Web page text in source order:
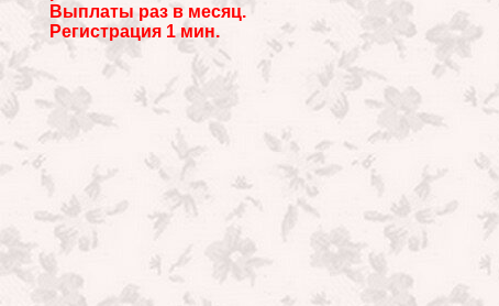
Выплаты раз в месяц.
Регистрация 1 мин.